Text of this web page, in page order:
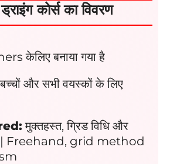
ड्राइंग कोर्स का विवरण
केलिए बनाया गया है
बच्चों और सभी वयस्कों के लिए
मुक्तहस्त, ग्रिड विधि और
| Freehand, grid method